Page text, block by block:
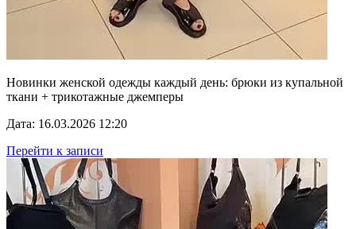
Новинки женской одежды каждый день: брюки из купальной
ткани + трикотажные джемперы
Дата: 16.03.2026 12:20
Перейти к записи